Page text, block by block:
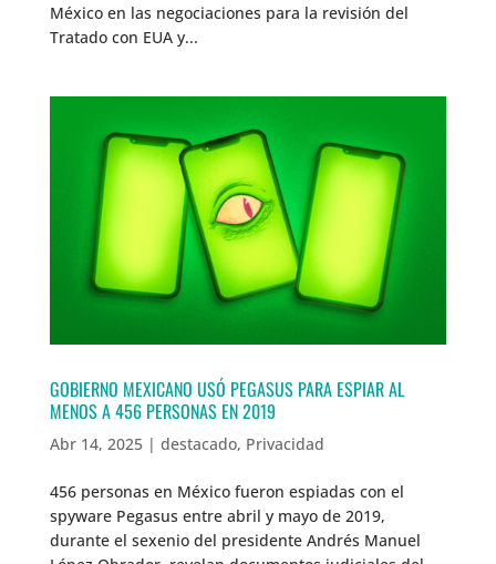
México en las negociaciones para la revisión del
Tratado con EUA y...
GOBIERNO MEXICANO USÓ PEGASUS PARA ESPIAR AL
MENOS A 456 PERSONAS EN 2019
Abr 14, 2025| destacado, Privacidad
456 personas en México fueron espiadas con el
spyware Pegasus entre abril y mayo de 2019,
durante el sexenio del presidente Andrés Manuel